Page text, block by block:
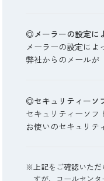
◎メーラーの設定に
メーラーの設定によ
弊社からのメールが
◎セキュリティーソ
セキュリティーソフ
お使いのセキュリテ
※上記をご確認いただ
すが、コールセンタ